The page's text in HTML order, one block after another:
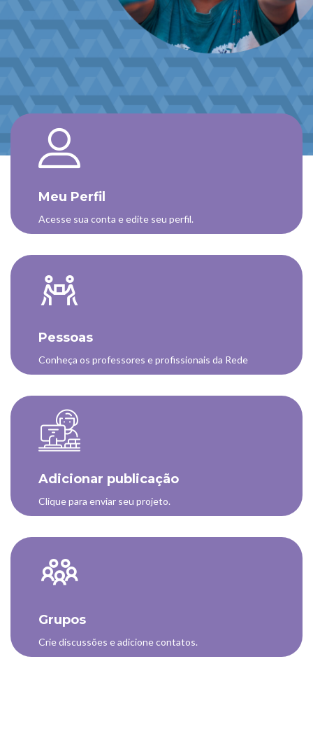
Ir para o conteúdo principal
Pular [Cocoon] Boxes
Meu Perfil
Acesse sua conta e edite seu perfil.
Pessoas
Conheça os professores e profissionais da Rede
Adicionar publicação
Clique para enviar seu projeto.
Grupos
Crie discussões e adicione contatos.